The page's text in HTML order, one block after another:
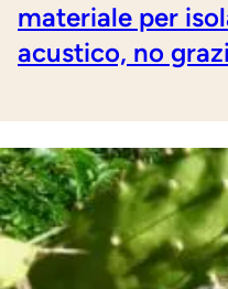
materiale per
acustico, no